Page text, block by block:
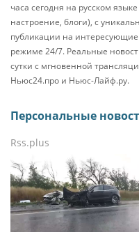
часа сегодня на русском
настроение, блоги), с
публикации на
режиме 24/7. Реальные
сутки с мгновенной
Ньюс24.про и Ньюс-Лайф.ру.
Персональные
Rss.plus